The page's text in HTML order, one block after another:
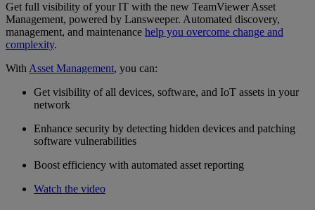
Get full visibility of your IT with the new TeamViewer Asset
Management, powered by Lansweeper. Automated discovery,
management, and maintenance help you overcome change and
complexity.
With Asset Management, you can:
Get visibility of all devices, software, and IoT assets in your
network
Enhance security by detecting hidden devices and patching
software vulnerabilities
Boost efficiency with automated asset reporting
Watch the video